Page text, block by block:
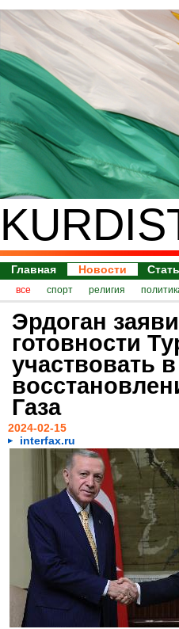
Главная Новости
все спорт религия
Эрдоган
готовности
участвовать в
Газа
2024-02-15
interfax.ru